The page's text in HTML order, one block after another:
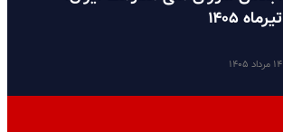
تیرماه ۱۴۰۵
۱۴ مرداد ۱۴۰۵